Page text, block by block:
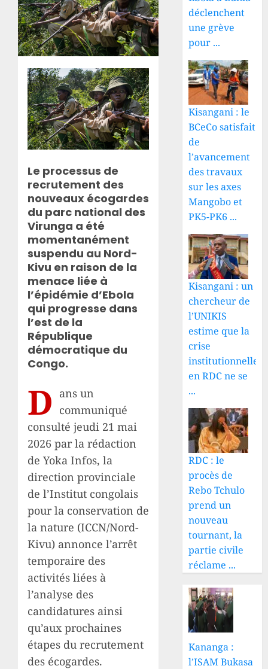
Le processus de
recrutement des
nouveaux écogardes
du parc national des
Virunga a été
momentanément
suspendu au Nord-
Kivu en raison de la
menace liée à
l’épidémie d’Ebola
qui progresse dans
l’est de la
République
démocratique du
Congo.
D ans un
communiqué
consulté jeudi 21 mai
2026 par la rédaction
de Yoka Infos, la
direction provinciale
de l’Institut congolais
pour la conservation de
la nature (ICCN/Nord-
Kivu) annonce l’arrêt
temporaire des
activités liées à
l’analyse des
candidatures ainsi
qu’aux prochaines
étapes du recrutement
des écogardes.
déclenchent
une grève
pour ...
Kisangani : le
BCeCo satisfait
de
l’avancement
des travaux
sur les axes
Mangobo et
PK5-PK6 ...
Kisangani : un
chercheur de
l’UNIKIS
estime que la
crise
institutionnelle
en RDC ne se
...
RDC : le
procès de
Rebo Tchulo
prend un
nouveau
tournant, la
partie civile
réclame ...
Kananga :
l’ISAM Bukasa